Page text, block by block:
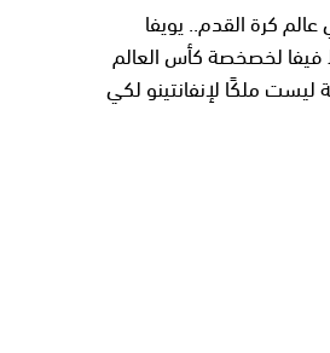
كرة القدم.. يويفا
لخصخصة كأس العالم
ليست ملكًا لإنفانتينو لكي